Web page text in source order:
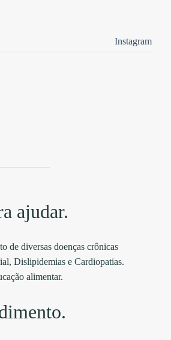
Instagram
ajudar.
de diversas doenças crônicas
Dislipidemias e Cardiopatias.
alimentar.